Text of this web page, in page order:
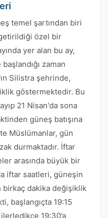
temel şartından biri
özel bir
yer alan bu ay,
zaman
Silistra şehrinde,
göstermektedir. Bu
21 Nisan'da sona
güneş batışına
Müslümanlar, gün
durmaktadır. İftar
arasında büyük bir
iftar saatleri, güneşin
birkaç dakika değişiklik
başlangıçta 19:15
19:30’a